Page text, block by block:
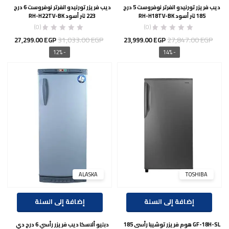
ديب فريزر تورنيدو انفرتر نوفروست 5 درج
185 لتر أسود RH-H18TV-BK
(0)
27,847.00EGP
السعر
الأصلي
27,847.00 EGP.
23,999.00EGP
السعر
- 14%
ديب فريزر تورنيدو انفرتر نوفروست 6 درج
223 لتر أسود RH-H22TV-BK
(0)
31,033.00EGP
السعر
الأصلي
31,033.00 EGP.
27,299.00EGP
- 12%
TOSHIBA
إضافة إلى السلة
GF-18H-SL هوم فريزر توشيبا رأسى 185
ALASKA
إضافة إلى السلة
دبليو ألاسكا ديب فريزر رأسي 6 درج دي